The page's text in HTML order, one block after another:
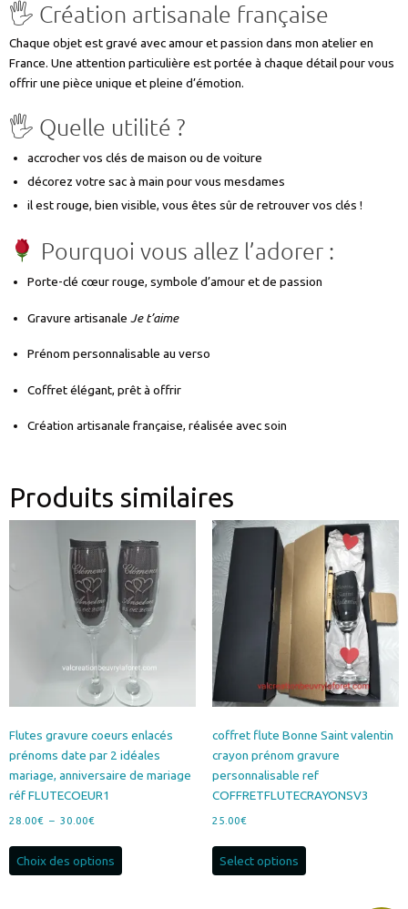
🖐️ Création artisanale française
Chaque objet est gravé avec amour et passion dans mon atelier en
France. Une attention particulière est portée à chaque détail pour vous
offrir une pièce unique et pleine d’émotion.
🖐️ Quelle utilité ?
accrocher vos clés de maison ou de voiture
décorez votre sac à main pour vous mesdames
il est rouge, bien visible, vous êtes sûr de retrouver vos clés !
Pourquoi vous allez l’adorer :
Porte-clé cœur rouge, symbole d’amour et de passion
Gravure artisanaleJe t’aime
Prénom personnalisable au verso
Coffret élégant, prêt à offrir
Création artisanale française, réalisée avec soin
Produits similaires
Flutes gravure coeurs enlacés
prénoms date par 2 idéales
mariage, anniversaire de mariage
réf FLUTECOEUR1
28.00€ – 30.00€
28.00€
Choix des options
coffret flute Bonne Saint valentin
crayon prénom gravure
personnalisable ref
COFFRETFLUTECRAYONSV3
25.00€
Select options